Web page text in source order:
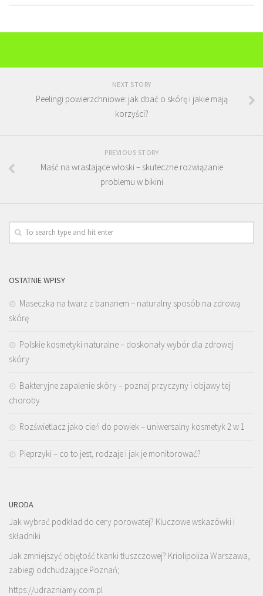
NEXT STORY
Peelingi powierzchniowe: jak dbać o skórę i jakie mają
korzyści?
PREVIOUS STORY
Maść na wrastające włoski – skuteczne rozwiązanie
problemu w bikini
OSTATNIE WPISY
Maseczka na twarz z bananem – naturalny sposób na zdrową
skórę
Polskie kosmetyki naturalne – doskonały wybór dla zdrowej
skóry
Bakteryjne zapalenie skóry – poznaj przyczyny i objawy tej
choroby
Rozświetlacz jako cień do powiek – uniwersalny kosmetyk 2 w 1
Pieprzyki – co to jest, rodzaje i jak je monitorować?
URODA
Jak wybrać podkład do cery porowatej? Kluczowe wskazówki i
składniki
Jak zmniejszyć objętość tkanki tłuszczowej? Kriolipoliza Warszawa,
zabiegi odchudzające Poznań;
https://udrazniamy.com.pl